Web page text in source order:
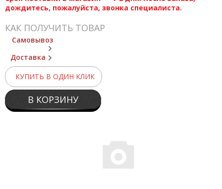
дождитесь, пожалуйста, звонка специалиста.
КАК ПОЛУЧИТЬ ТОВАР
Самовывоз
Доставка
КУПИТЬ В ОДИН КЛИК
В КОРЗИНУ